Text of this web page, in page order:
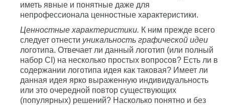
иметь явные и понятные даже для
непрофессионала ценностные характеристики.
Ценностные характеристики. К ним прежде всего
следует отнести уникальность графической идеи
логотипа. Отвечает ли данный логотип (или полный
набор CI) на несколько простых вопросов? Есть ли в
содержании логотипа идея как таковая? Имеет ли
данная идея ярко выраженную индивидуальность
или это очередной повтор существующих
(популярных) решений? Насколько понятно и без